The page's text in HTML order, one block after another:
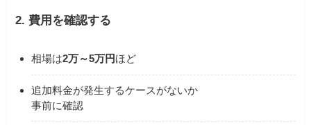
2. 費用を確認する
相場は2万～5万円ほど
追加料金が発生するケースがないか
事前に確認